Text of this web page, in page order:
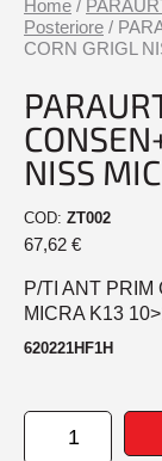
Home /
Posteriore /
CORN GRIGL
NISS
COD: ZT002
67,62 €
P/TI ANT PRIM
MICRA K13
620221HF1H
PARAURTI
ANTERIORE